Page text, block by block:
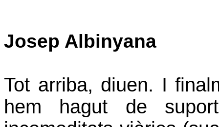
Josep Albinyana
Tot arriba, diuen. I
hem hagut de